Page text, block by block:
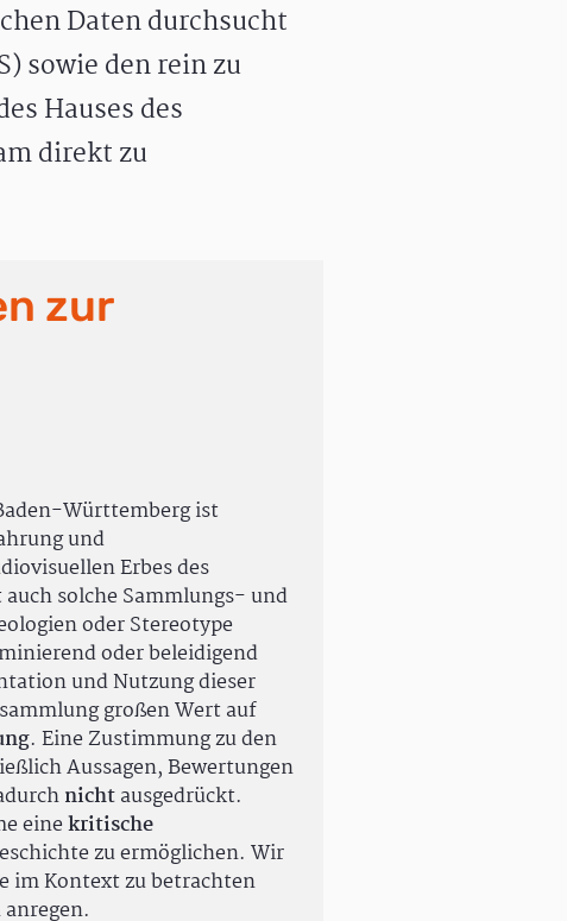
Daten durchsucht
sowie den rein zu
Hauses des
direkt zu
zur
Württemberg ist
und
Erbes des
solche Sammlungs- und
oder Stereotype
oder beleidigend
und Nutzung dieser
großen Wert auf
. Eine Zustimmung zu den
Aussagen, Bewertungen
nichtausgedrückt.
einekritische
zu ermöglichen. Wir
im Kontext zu betrachten